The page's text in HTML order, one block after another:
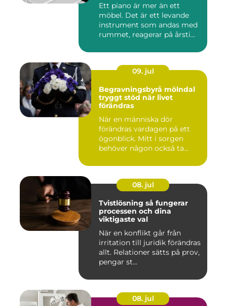
Ett piano är mer än ett
möbel. Det är ett levande
instrument som andas med
rummet, reagerar på årsti...
09. jul
Begravningsbyrå mölndal
tryggt stöd när livet
förändras
När en människa dör
förändras vardagen på ett
ögonblick. Mitt i sorgen
behöver någon också ta
08. jul
Tvistlösning så fungerar
processen och dina
viktigaste val
När en konflikt går från
irritation till juridik förändras
allt. Relationer sätts på prov,
pengar st...
08. jul